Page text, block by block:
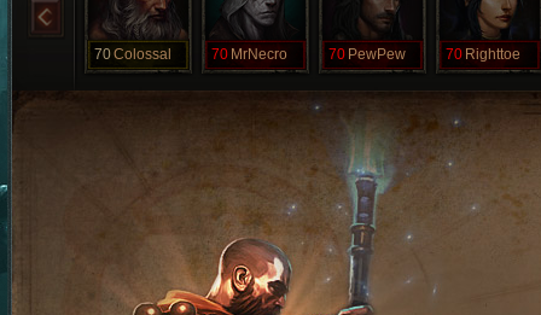
70Colossal 70 MrNecro 70 PewPew 70 Righttoe